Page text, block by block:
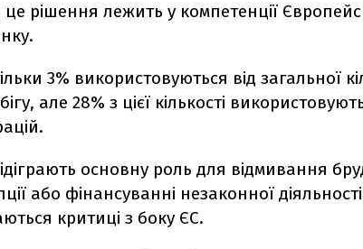
рішення лежить у компетенції
3% використовуються від загальної
але 28% з цієї кількості
основну роль для відмивання
або фінансуванні незаконної діяльності
критиці з боку ЄС.